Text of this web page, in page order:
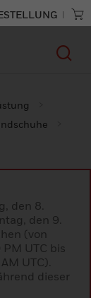
den 8.
den 9.
(von
UTC bis
UTC).
dieser